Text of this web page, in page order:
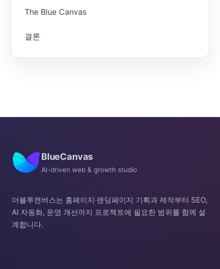
The Blue Canvas
결론
BlueCanvas
AI-driven web & growth studio
더블루캔버스는 홈페이지·랜딩페이지 기획과 제작부터 SEO,
AI 자동화, 운영 개선까지 프로젝트에 필요한 범위를 함께 설
계합니다.